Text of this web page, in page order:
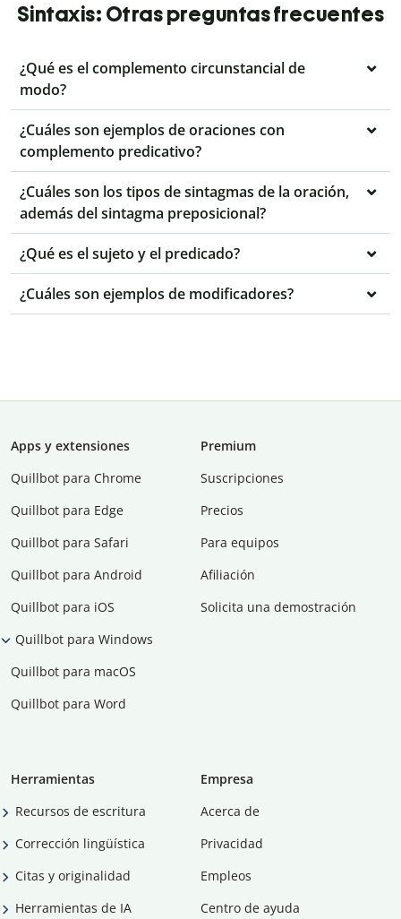
Sintaxis: Otras preguntas frecuentes
¿Qué es el complemento circunstancial de
modo?
¿Cuáles son ejemplos de oraciones con
complemento predicativo?
¿Cuáles son los tipos de sintagmas de la oración,
además del sintagma preposicional?
¿Qué es el sujeto y el predicado?
¿Cuáles son ejemplos de modificadores?
Apps y extensiones
Quillbot para Chrome
Quillbot para Edge
Quillbot para Safari
Quillbot para Android
Quillbot para iOS
Quillbot para Windows
Quillbot para macOS
Quillbot para Word
Premium
Suscripciones
Precios
Para equipos
Afiliación
Solicita una demostración
Herramientas
Recursos de escritura
Corrección lingüística
Citas y originalidad
Herramientas de IA
Empresa
Acerca de
Privacidad
Empleos
Centro de ayuda